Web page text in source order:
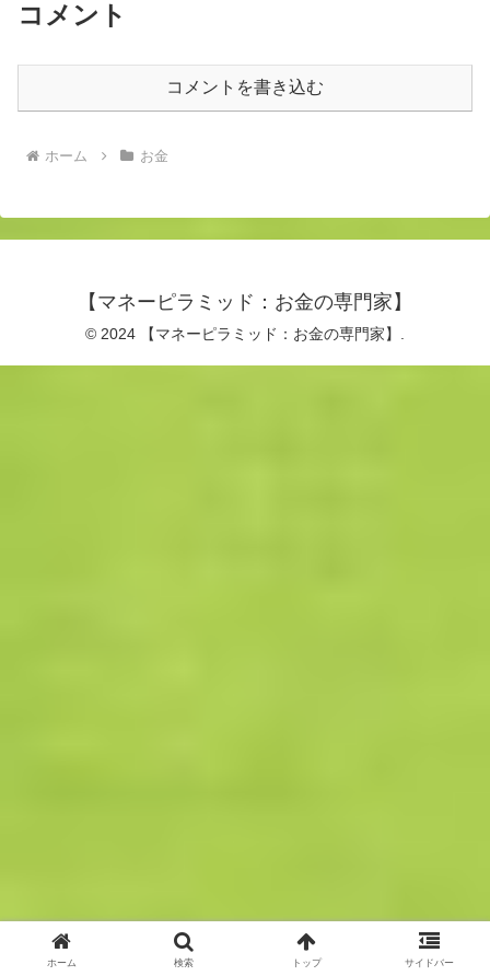
コメント
コメントを書き込む
ホーム お金
【マネーピラミッド：お金の専門家】
© 2024 【マネーピラミッド：お金の専門家】.
ホーム 検索 トップ サイドバー